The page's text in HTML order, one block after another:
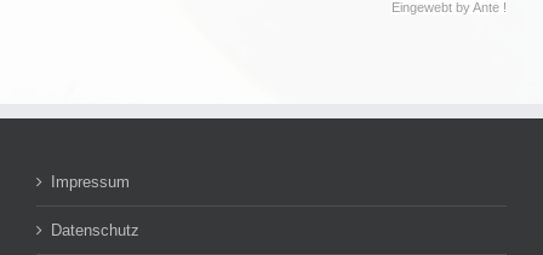
Eingewebt by Ante !
Impressum
Datenschutz